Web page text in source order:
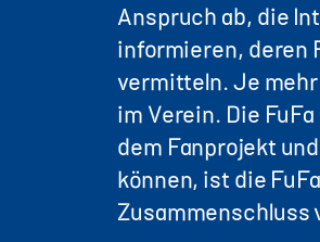
Anspruch ab, die
informieren, deren
vermitteln. Je
im Verein. Die
dem Fanprojekt
können, ist die
Zusammenschluss